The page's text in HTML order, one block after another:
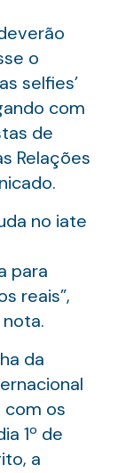
o
selfies’
com
de
Relações
no iate
para
reais”,
da
com os
1º de
a